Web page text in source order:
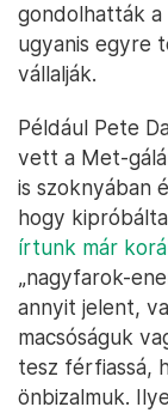
gondolhatták
ugyanis egyre
vállalják.
Például Pete
vett a Met-
is szoknyában
hogy
írtunk már
„nagyfarok-
annyit jelent,
macsóságuk
tesz férfiassá,
önbizalmuk.